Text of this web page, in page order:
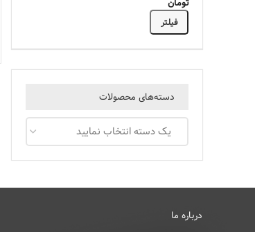
فیلتر
دسته‌های محصولات
یک دسته انتخاب نمایید
درباره ما